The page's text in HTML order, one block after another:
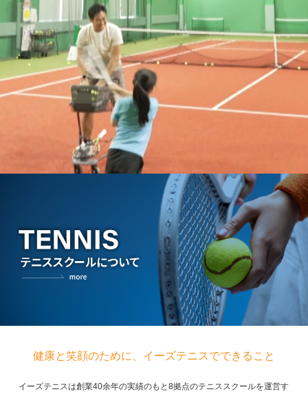
健康と笑顔のために、イーズテニスでできること
イーズテニスは創業40余年の実績のもと8拠点のテニススクールを運営す